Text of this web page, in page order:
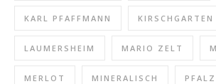
KARL PFAFFMANN KIRSCHGARTEN
LAUMERSHEIM MARIO ZELT
MERLOT MINERALISCH PFALZ